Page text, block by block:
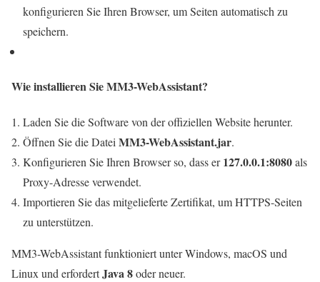
konfigurieren Sie Ihren Browser, um Seiten automatisch zu
speichern.
Wie installieren Sie MM3-WebAssistant?
Laden Sie die Software von der offiziellen Website herunter.
Öffnen Sie die Datei MM3-WebAssistant.jar.
Konfigurieren Sie Ihren Browser so, dass er127.0.0.1:8080als
Proxy-Adresse verwendet.
Importieren Sie das mitgelieferte Zertifikat, um HTTPS-Seiten
zu unterstützen.
MM3-WebAssistant funktioniert unter Windows, macOS und
Linux und erfordertJava 8oder neuer.